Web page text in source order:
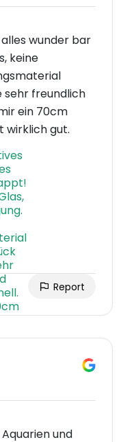
wunder bar
keine
sehr freundlich
ein 70cm
wirklich gut.
Report
und